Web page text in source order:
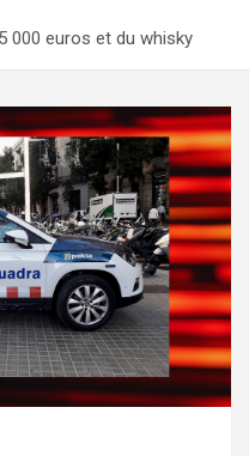
000 euros et du whisky